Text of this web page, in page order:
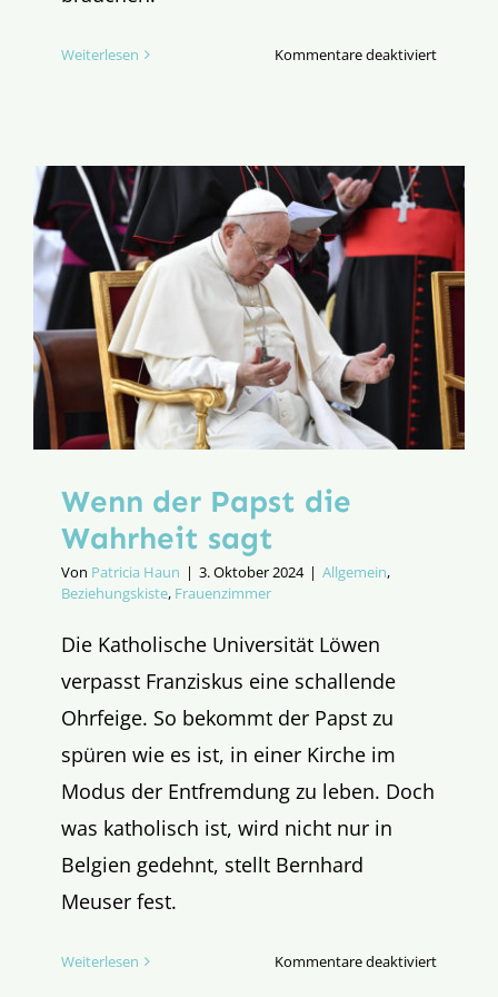
Weiterlesen Kommentare deaktiviertfür
Wenn der Papst die
Wahrheit sagt
Von Patricia Haun | 3. Oktober 2024 | Allgemein,
Beziehungskiste, Frauenzimmer
Die Katholische Universität Löwen
verpasst Franziskus eine schallende
Ohrfeige. So bekommt der Papst zu
spüren wie es ist, in einer Kirche im
Modus der Entfremdung zu leben. Doch
was katholisch ist, wird nicht nur in
Belgien gedehnt, stellt Bernhard
Meuser fest.
Weiterlesen Kommentare deaktiviertfür